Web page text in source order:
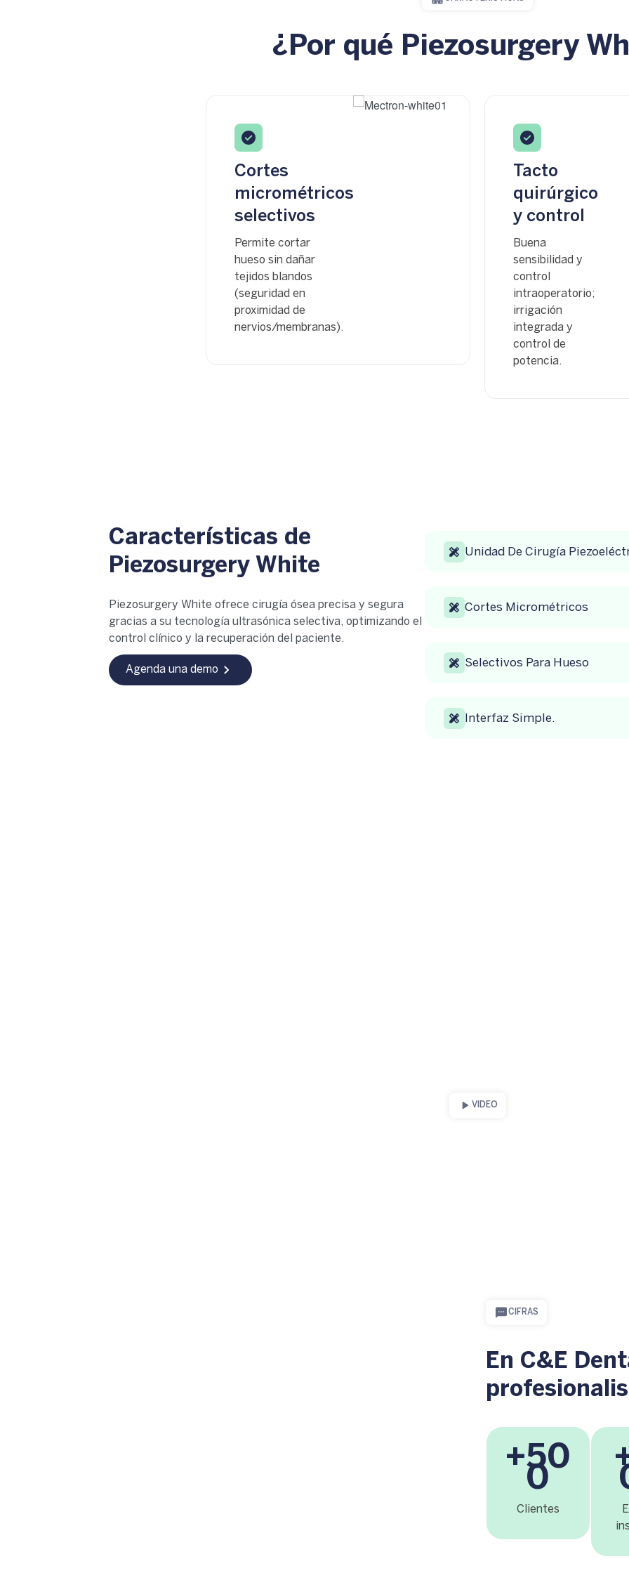
¿Por qué Piezosurgery
Cortes
micrométricos
selectivos
Permite cortar
hueso sin dañar
tejidos blandos
(seguridad en
proximidad de
nervios/membranas).
Tacto
quirúrgico
y control
Buena
sensibilidad y
control
intraoperatorio;
irrigación
integrada y
control de
potencia.
Características de
Piezosurgery White
Piezosurgery White ofrece cirugía ósea precisa y segura
gracias a su tecnología ultrasónica selectiva, optimizando el
control clínico y la recuperación del paciente.
Agenda una demo
Unidad De Cirugía
Cortes Micrométricos
Selectivos Para Hueso
Interfaz Simple.
VIDEO
CIFRAS
En C&E
+50
0
Clientes